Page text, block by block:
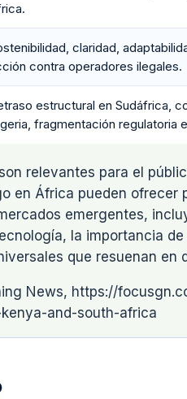
claridad,
contra operadores ilegales.
estructural en Sudáfrica,
fragmentación regulatoria
relevantes para el
en África pueden
emergentes,
la importancia
que resuenan en
News, https://
and-south-africa